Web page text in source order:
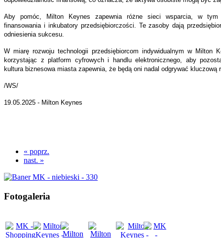
Aby pomóc, Milton Keynes zapewnia różne sieci wsparcia, w tym
finansowania i inkubatory przedsiębiorczości. Te zasoby dają
odniesienia sukcesu.
W miarę rozwoju technologii przedsiębiorcom indywidualnym w Milton
korzystając z platform cyfrowych i handlu elektronicznego, aby
kultura biznesowa miasta zapewnia, że będą oni nadal odgrywać kluczową
/WS/
19.05.2025 - Milton Keynes
« poprz.
nast. »
Fotogaleria